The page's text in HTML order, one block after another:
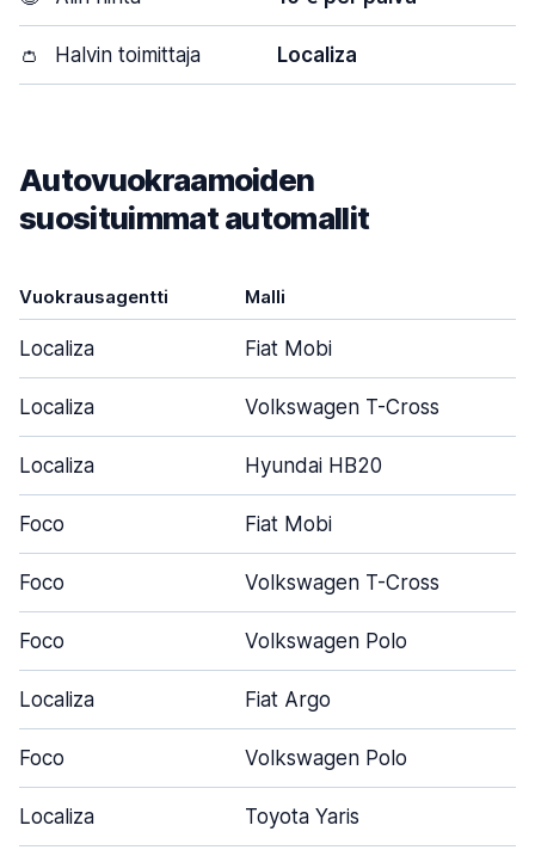
👛 Halvin toimittaja Localiza
Autovuokraamoiden
suosituimmat automallit
Vuokrausagentti Malli
Localiza Fiat Mobi
Localiza Volkswagen T-Cross
Localiza Hyundai HB20
Foco Fiat Mobi
Foco Volkswagen T-Cross
Foco Volkswagen Polo
Localiza Fiat Argo
Foco Volkswagen Polo
Localiza Toyota Yaris